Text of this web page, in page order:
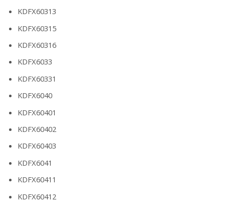
KDFX60313
KDFX60315
KDFX60316
KDFX6033
KDFX60331
KDFX6040
KDFX60401
KDFX60402
KDFX60403
KDFX6041
KDFX60411
KDFX60412